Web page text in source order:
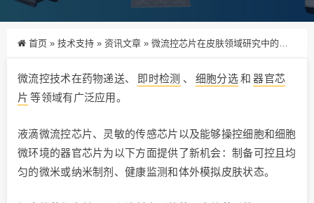
首页 » 技术支持 » 资讯文章 » 微流控芯片在皮肤领域研究中的应用
微流控技术在药物递送、 即时检测 、 细胞分选和 器官芯
片 等领域有广泛应用。
液滴微流控芯片、灵敏的传感芯片以及能够操控细胞和细胞
微环境的器官芯片为以下方面提供了新机会：制备可控且均
匀的微米或纳米制剂、健康监测和体外模拟皮肤状态。